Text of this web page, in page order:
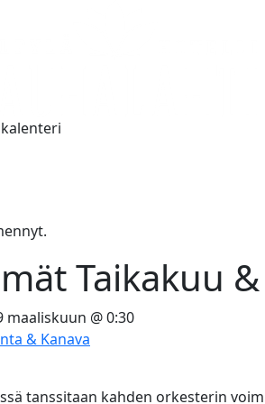
Taikakuu
maaliskuun @ 0:30
& Kanava
tanssitaan kahden orkesterin